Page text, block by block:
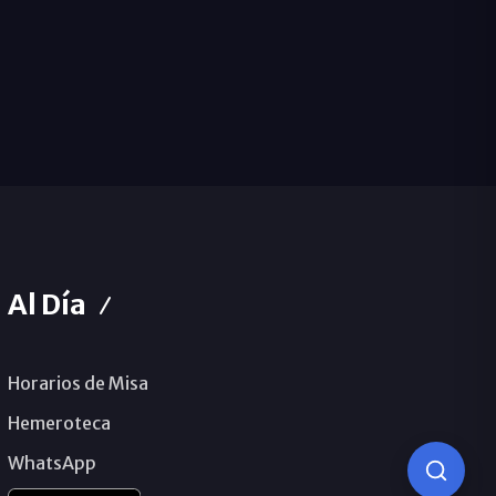
Al Día
Horarios de Misa
Hemeroteca
WhatsApp